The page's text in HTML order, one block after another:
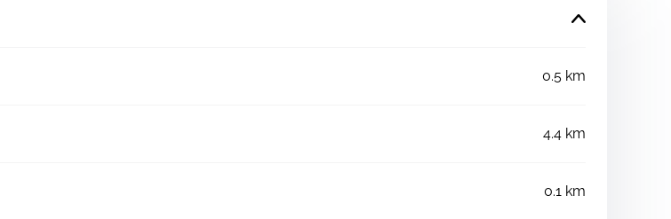
0.5 km
4.4 km
0.1 km